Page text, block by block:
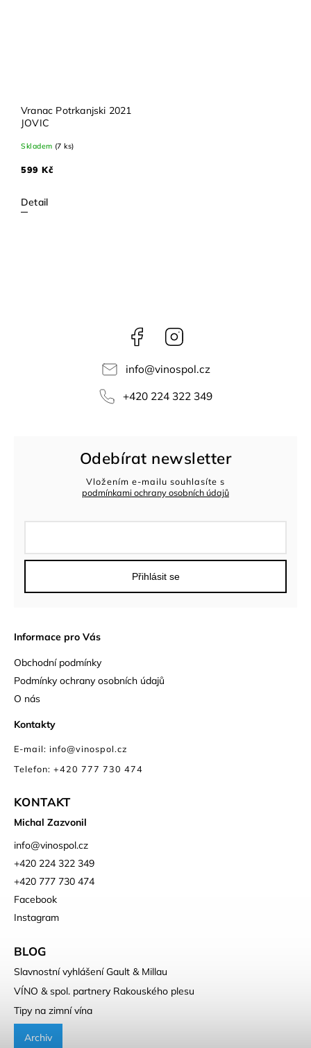
Vranac Potrkanjski 2021
JOVIC
Skladem (7 ks)
599 Kč
Detail
Facebook
info@vinospol.cz
+420 224 322 349
Odebírat newsletter
Vložením e-mailu souhlasíte s
podmínkami ochrany osobních údajů
Přihlásit se
Informace pro Vás
Obchodní podmínky
Podmínky ochrany osobních údajů
O nás
Kontakty
E-mail: info@vinospol.cz
Telefon: +420 777 730 474
KONTAKT
Michal Zazvonil
info@vinospol.cz
+420 224 322 349
+420 777 730 474
Facebook
Instagram
BLOG
Slavnostní vyhlášení Gault & Millau
VÍNO & spol. partnery Rakouského plesu
Tipy na zimní vína
Archiv